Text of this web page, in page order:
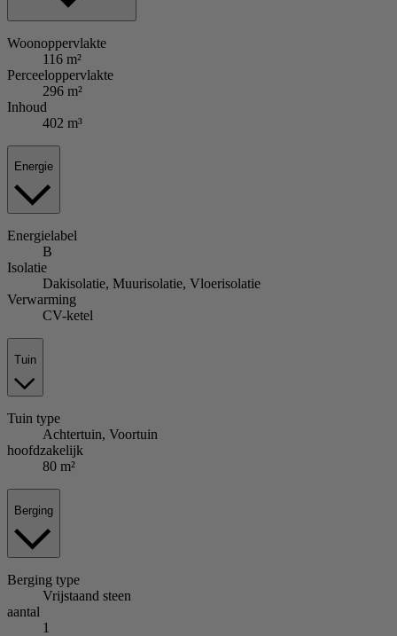
Woonoppervlakte
116 m²
Perceeloppervlakte
296 m²
Inhoud
402 m³
Energie
Energielabel
B
Isolatie
Dakisolatie, Muurisolatie, Vloerisolatie
Verwarming
CV-ketel
Tuin
Tuin type
Achtertuin, Voortuin
hoofdzakelijk
80 m²
Berging
Berging type
Vrijstaand steen
aantal
1